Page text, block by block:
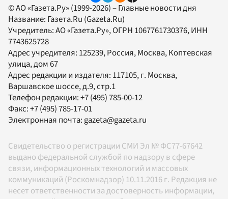
© АО «Газета.Ру» (1999-2026) – Главные новости дня
Название: Газета.Ru (Gazeta.Ru)
Учредитель:АО «Газета.Ру», ОГРН 1067761730376, ИНН
7743625728
Адрес учредителя: 125239, Россия, Москва, Коптевская
улица, дом 67
Адрес редакции и издателя: 117105, г. Москва,
Варшавское шоссе, д.9, стр.1
Телефон редакции:+7 (495) 785-00-12
Факс:+7 (495) 785-17-01
Электронная почта:gazeta@gazeta.ru
Свидетельство о регистрации СМИ Эл № ФС77-67642
выдано федеральной службой по надзору в сфере
связи, информационных технологий и массовых
коммуникаций (Роскомнадзор) 10.11.2016 г. Редакция не
несет ответственности за достоверность информации,